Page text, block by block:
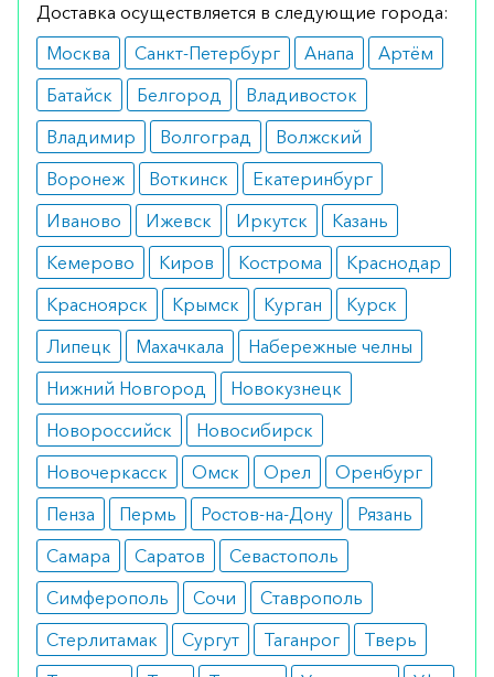
пародонтит, афты), повреждении тканей десны
(механическое повреждение, удаление зубов,
оперативные вмешательства).
Его можно применять без ограничений у всех
пациентов, включая детей, беременных женщин,
пожилых людей и диабетиков.
Противопоказания
Единственное строгое ограничение –
непереносимость составляющих веществ.
Как использовать
После применения надлежащих условий
гигиены полости рта нанести тонкий слой геля на
обработанную ткань после осторожного
высушивания. Использовать 3-4 раза в день
(после еды) в течение периода, необходимого
для стихания нежелательных изменений в тканях.
Для повышения эффективности лечения также
рекомендуется использовать жидкость для
полоскания рта Gengigel.
Доставка осуществляется в следующие города:
Москва
Санкт-Петербург Анапа
Артём
Батайск
Белгород
Владивосток
Владимир
Волгоград
Волжский
Воронеж
Воткинск
Екатеринбург
Иваново
Ижевск Иркутск
Казань
Кемерово
Киров Кострома
Краснодар
Красноярск
Крымск Курган
Курск
Липецк
Махачкала
Набережные челны
Нижний Новгород
Новокузнецк
Новороссийск
Новосибирск
Новочеркасск
Омск Орел
Оренбург
Пенза
Пермь Ростов-на-Дону
Рязань
Самара
Саратов
Севастополь
Симферополь
Сочи
Ставрополь
Стерлитамак
Сургут Таганрог
Тверь